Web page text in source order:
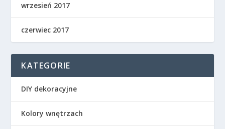
wrzesień 2017
czerwiec 2017
KATEGORIE
DIY dekoracyjne
Kolory wnętrzach